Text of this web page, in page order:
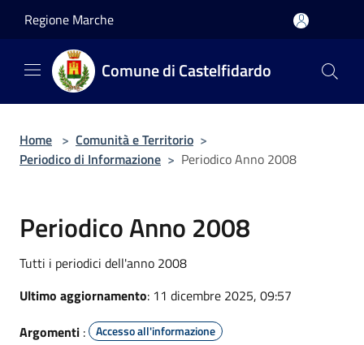
Regione Marche
Comune di Castelfidardo
Home > Comunità e Territorio >
Periodico di Informazione > Periodico Anno 2008
Periodico Anno 2008
Tutti i periodici dell'anno 2008
Ultimo aggiornamento: 11 dicembre 2025, 09:57
Argomenti : Accesso all'informazione